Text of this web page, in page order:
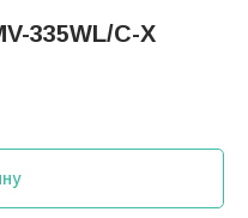
335WL/C-X